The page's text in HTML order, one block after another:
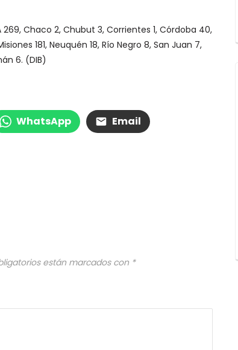
Chaco 2, Chubut 3, Corrientes 1, Córdoba 40,
181, Neuquén 18, Río Negro 8, San Juan 7,
6. (DIB)
WhatsApp Email
están marcados con *